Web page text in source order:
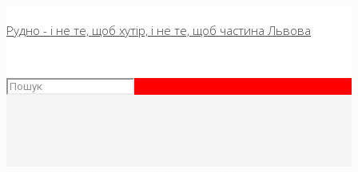
Рудно - і не те, щоб хутір, і не те, щоб частина Львова